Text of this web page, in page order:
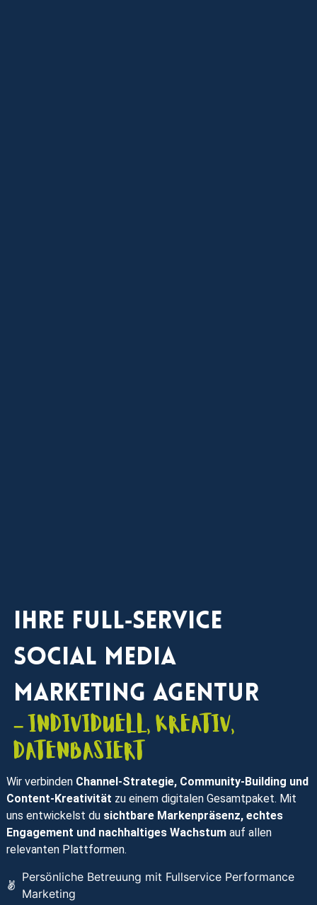
Ihre Full‑Service
Social Media
Marketing Agentur
– individuell, kreativ,
datenbasiert
Wir verbinden Channel-Strategie, Community-Building und
Content-Kreativität zu einem digitalen Gesamtpaket. Mit
uns entwickelst du sichtbare Markenpräsenz, echtes
Engagement und nachhaltiges Wachstumauf allen
relevanten Plattformen.
Persönliche Betreuung mit Fullservice Performance
Marketing